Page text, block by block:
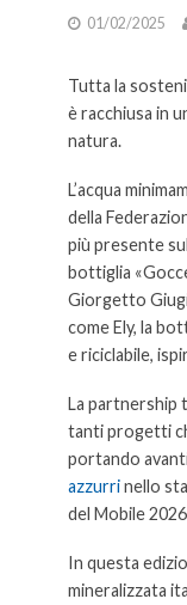
01/02/2025
Tutta la
è racchiusa in
natura.
L’acqua
della
più presente
bottiglia
Giorgetto
come Ely, la
e riciclabile,
La partnership
tanti progetti
portando
azzurrinello
del Mobile
In questa
mineralizzata